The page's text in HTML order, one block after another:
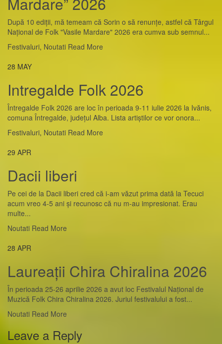
După 10 ediții, mă temeam că Sorin o să renunțe, astfel că Târgul
Național de Folk "Vasile Mardare" 2026 era cumva sub semnul...
Festivaluri, Noutati Read More
28 MAY
Intregalde Folk 2026
Întregalde Folk 2026 are loc în perioada 9-11 iulie 2026 la Ivănis,
comuna Întregalde, județul Alba. Lista artiștilor ce vor onora...
Festivaluri, Noutati Read More
29 APR
Dacii liberi
Pe cei de la Dacii liberi cred că i-am văzut prima dată la Tecuci
acum vreo 4-5 ani și recunosc că nu m-au impresionat. Erau
multe...
Noutati Read More
28 APR
Laureații Chira Chiralina 2026
În perioada 25-26 aprilie 2026 a avut loc Festivalul Național de
Muzică Folk Chira Chiralina 2026. Juriul festivalului a fost...
Noutati Read More
Leave a Reply